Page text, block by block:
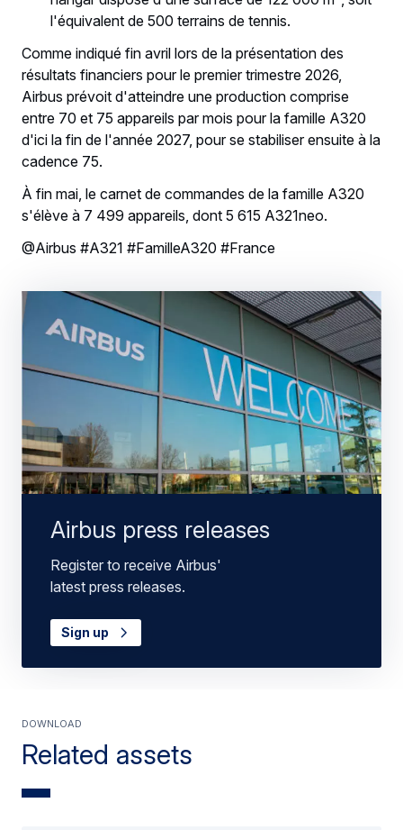
l'équivalent de 500 terrains de tennis.
Comme indiqué fin avril lors de la présentation des
résultats financiers pour le premier trimestre 2026,
Airbus prévoit d'atteindre une production comprise
entre 70 et 75 appareils par mois pour la famille A320
d'ici la fin de l'année 2027, pour se stabiliser ensuite à la
cadence 75.
À fin mai, le carnet de commandes de la famille A320
s'élève à 7 499 appareils, dont 5 615 A321neo.
@Airbus #A321 #FamilleA320 #France
Airbus press releases
Register to receive Airbus'
latest press releases.
Sign up
Related assets
Download